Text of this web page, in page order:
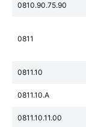
0810.90.75.90
0811
0811.10
0811.10.A
0811.10.11.00